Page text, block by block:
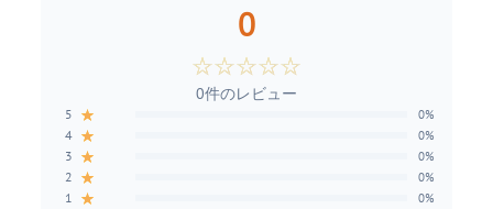
0
☆☆☆☆☆
0件のレビュー
5 ★ 0%
4 ★ 0%
3 ★ 0%
2 ★ 0%
1 ★ 0%